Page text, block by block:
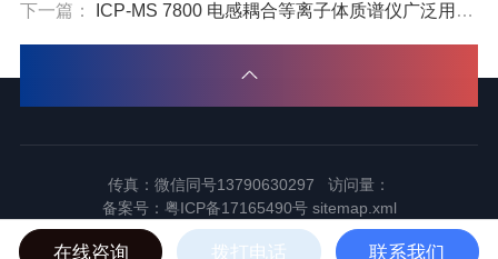
下一篇： ICP-MS 7800 电感耦合等离子体质谱仪广泛用于饮用水的痕量元素分析
传真：微信同号13790630297 访问量：
备案号： 粤ICP备17165490号 sitemap.xml
2024东莞市谱标实验器材科技有限公司版权所有
在线咨询 拨打电话 联系我们